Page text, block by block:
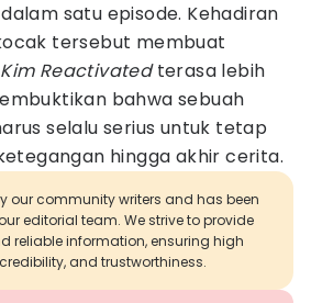
satu episode. Kehadiran
tersebut membuat
Reactivatedterasa lebih
bahwa sebuah
selalu serius untuk tetap
hingga akhir cerita.
our community writers and has been
editorial team. We strive to provide
reliable information, ensuring high
and trustworthiness.